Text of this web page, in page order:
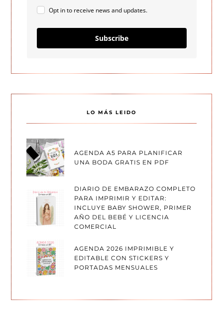
Opt in to receive news and updates.
Subscribe
LO MÁS LEIDO
AGENDA A5 PARA PLANIFICAR
UNA BODA GRATIS EN PDF
DIARIO DE EMBARAZO COMPLETO
PARA IMPRIMIR Y EDITAR:
INCLUYE BABY SHOWER, PRIMER
AÑO DEL BEBÉ Y LICENCIA
COMERCIAL
AGENDA 2026 IMPRIMIBLE Y
EDITABLE CON STICKERS Y
PORTADAS MENSUALES